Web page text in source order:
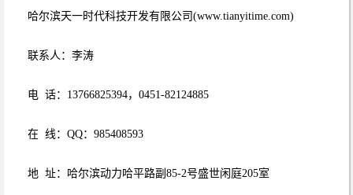
哈尔滨天一时代科技开发有限公司(www.tianyitime.com)
联系人：李涛
电 话：13766825394，0451-82124885
在 线：QQ：985408593
地 址：哈尔滨动力哈平路副85-2号盛世闲庭205室